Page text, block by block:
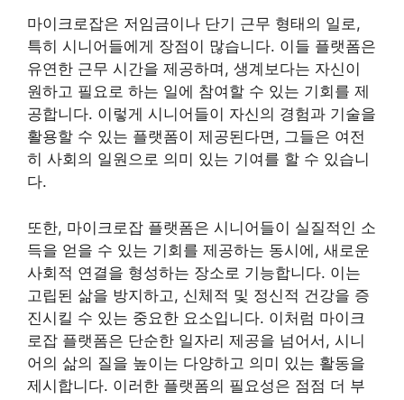
마이크로잡은 저임금이나 단기 근무 형태의 일로,
특히 시니어들에게 장점이 많습니다. 이들 플랫폼은
유연한 근무 시간을 제공하며, 생계보다는 자신이
원하고 필요로 하는 일에 참여할 수 있는 기회를 제
공합니다. 이렇게 시니어들이 자신의 경험과 기술을
활용할 수 있는 플랫폼이 제공된다면, 그들은 여전
히 사회의 일원으로 의미 있는 기여를 할 수 있습니
다.
또한, 마이크로잡 플랫폼은 시니어들이 실질적인 소
득을 얻을 수 있는 기회를 제공하는 동시에, 새로운
사회적 연결을 형성하는 장소로 기능합니다. 이는
고립된 삶을 방지하고, 신체적 및 정신적 건강을 증
진시킬 수 있는 중요한 요소입니다. 이처럼 마이크
로잡 플랫폼은 단순한 일자리 제공을 넘어서, 시니
어의 삶의 질을 높이는 다양하고 의미 있는 활동을
제시합니다. 이러한 플랫폼의 필요성은 점점 더 부